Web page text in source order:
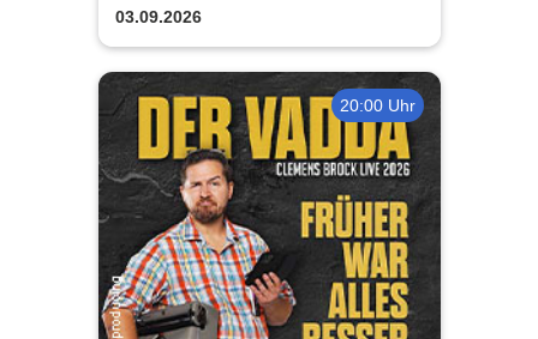
03.09.2026
20:00 Uhr